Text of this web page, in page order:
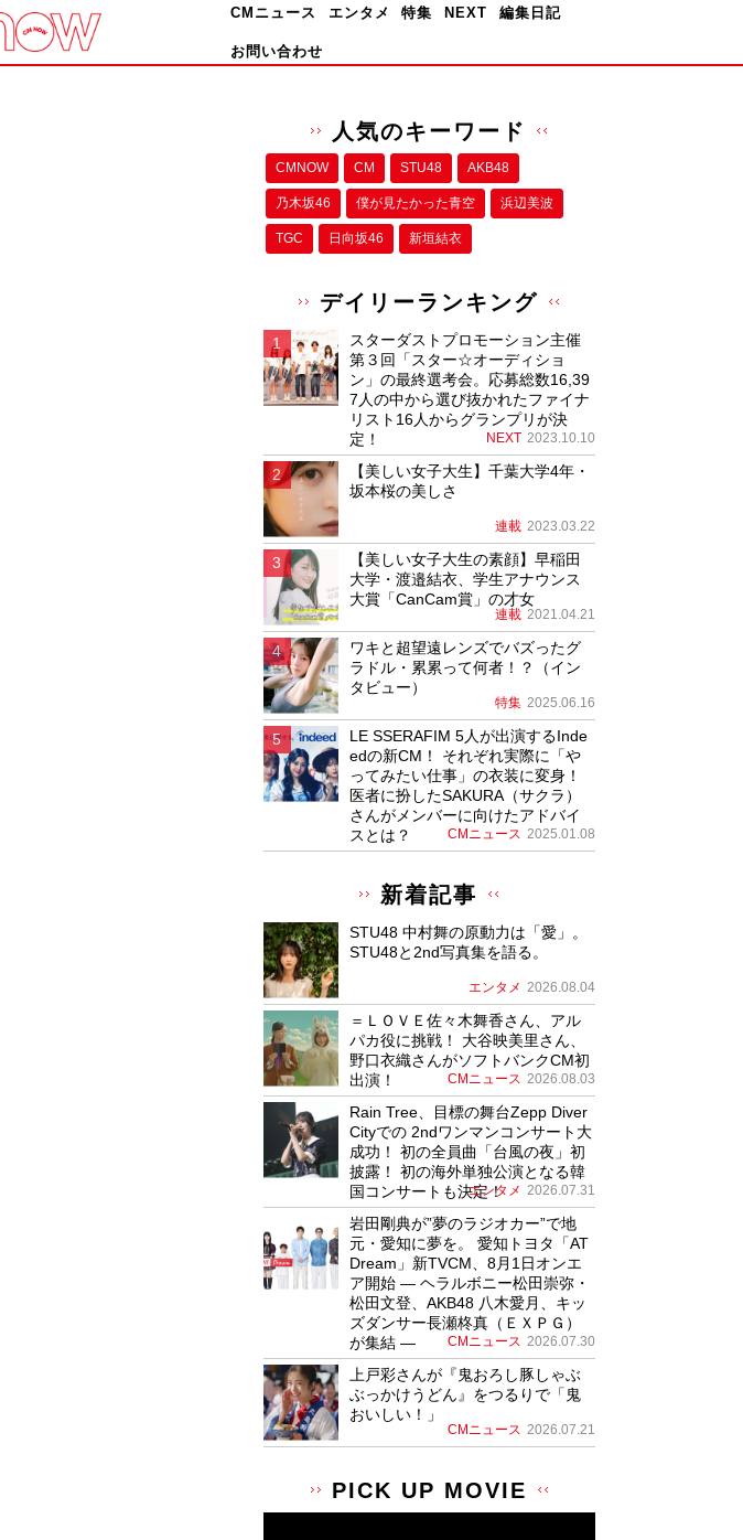
CMニュース エンタメ 特集 NEXT 編集日記
お問い合わせ
人気のキーワード
CMNOW CM STU48 AKB48
乃木坂46 僕が⾒たかった⻘空 浜辺美波
TGC 日向坂46 新垣結衣
デイリーランキング
スターダストプロモーション主催
第３回「スター☆オーディショ
ン」の最終選考会。応募総数16,39
7人の中から選び抜かれたファイナ
リスト16人からグランプリが決
定！
NEXT 2023.10.10
【美しい女子大生】千葉大学4年・
坂本桜の美しさ
連載 2023.03.22
【美しい女子大生の素顔】早稲田
大学・渡邉結衣、学生アナウンス
大賞「CanCam賞」の才女
連載 2021.04.21
ワキと超望遠レンズでバズったグ
ラドル・累累って何者！？（イン
タビュー）
特集 2025.06.16
LE SSERAFIM 5人が出演するInde
edの新CM！ それぞれ実際に「や
ってみたい仕事」の衣装に変身！
医者に扮したSAKURA（サクラ）
さんがメンバーに向けたアドバイ
スとは？
CMニュース 2025.01.08
新着記事
STU48 中村舞の原動力は「愛」。
STU48と2nd写真集を語る。
エンタメ 2026.08.04
＝ＬＯＶＥ佐々木舞香さん、アル
パカ役に挑戦！ 大谷映美里さん、
野口衣織さんがソフトバンクCM初
出演！
CMニュース 2026.08.03
Rain Tree、目標の舞台Zepp Diver
Cityでの 2ndワンマンコンサート大
成功！ 初の全員曲「台風の夜」初
披露！ 初の海外単独公演となる韓
国コンサートも決定！
エンタメ 2026.07.31
岩田剛典が”夢のラジオカー”で地
元・愛知に夢を。 愛知トヨタ「AT
Dream」新TVCM、8月1日オンエ
ア開始 ― ヘラルボニー松田崇弥・
松田文登、AKB48 八木愛月、キッ
ズダンサー長瀬柊真（ＥＸＰＧ）
が集結 ―
CMニュース 2026.07.30
上戸彩さんが『鬼おろし豚しゃぶ
ぶっかけうどん』をつるりで「鬼
おいしい！」
CMニュース 2026.07.21
PICK UP MOVIE